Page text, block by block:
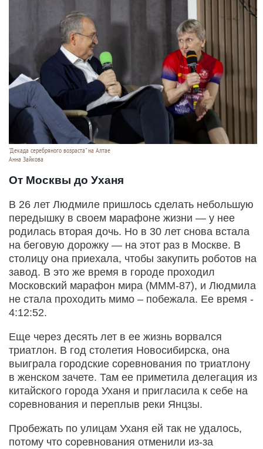
"Декада серебряного возраста" на Алтае
Анна Зайкова
От Москвы до Уханя
В 26 лет Людмиле пришлось сделать небольшую
передышку в своем марафоне жизни — у нее
родилась вторая дочь. Но в 30 лет снова встала
на беговую дорожку — на этот раз в Москве. В
столицу она приехала, чтобы закупить роботов на
завод. В это же время в городе проходил
Московский марафон мира (МММ-87), и Людмила
не стала проходить мимо – побежала. Ее время -
4:12:52.
Еще через десять лет в ее жизнь ворвался
триатлон. В год столетия Новосибирска, она
выиграла городские соревнования по триатлону
в женском зачете. Там ее приметила делегация из
китайского города Уханя и пригласила к себе на
соревнования и переплыв реки Янцзы.
Пробежать по улицам Уханя ей так не удалось,
потому что соревнования отменили из-за